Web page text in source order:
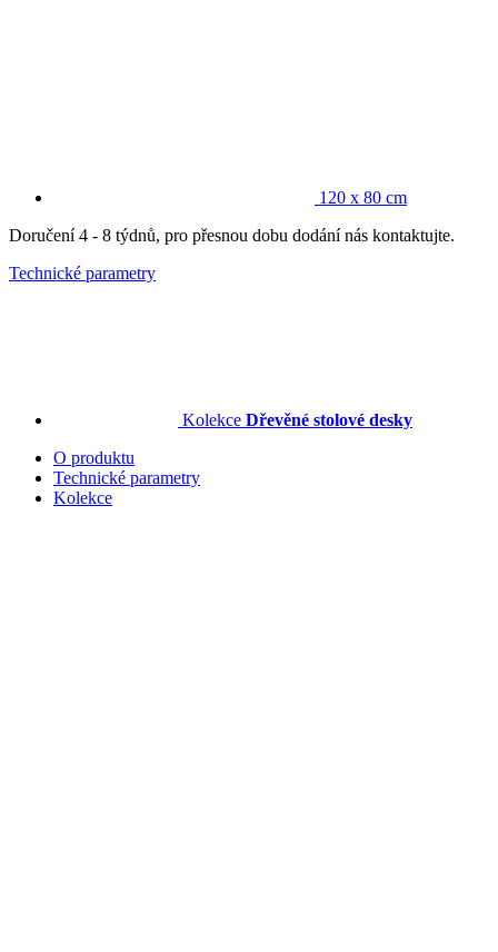
120 x 80 cm
Doručení 4 - 8 týdnů, pro přesnou dobu dodání nás kontaktujte.
Technické parametry
Kolekce Dřevěné stolové desky
O produktu
Technické parametry
Kolekce